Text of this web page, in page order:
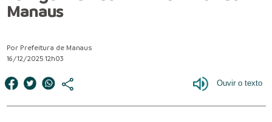
Manaus
Por Prefeitura de Manaus
16/12/2025 12h03